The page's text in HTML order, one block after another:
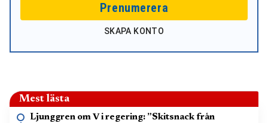
Prenumerera
SKAPA KONTO
Mest lästa
Ljunggren om V i regering: ”Skitsnack från